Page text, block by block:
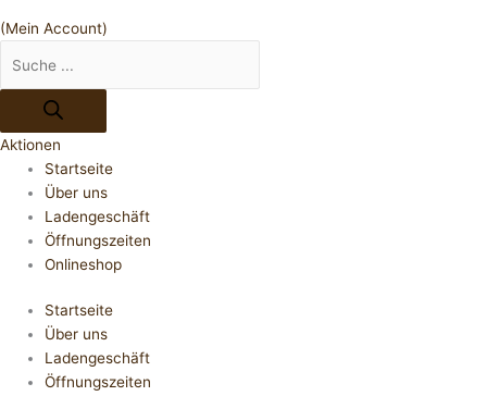
(Mein Account)
Aktionen
Startseite
Über uns
Ladengeschäft
Öffnungszeiten
Onlineshop
Startseite
Über uns
Ladengeschäft
Öffnungszeiten